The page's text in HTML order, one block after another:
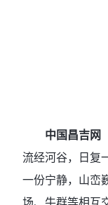
中国昌吉网（
流经河谷，日复
一份宁静，山峦
场、牛群等相互